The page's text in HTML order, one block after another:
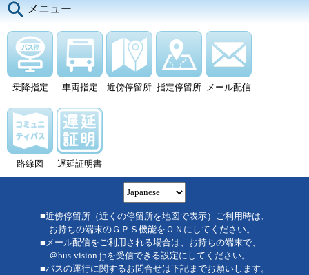
メニュー
乗降指定 車両指定 近傍停留所 指定停留所 メール配信
路線図 遅延証明書
■近傍停留所（近くの停留所を地図で表示）ご利用時は、
お持ちの端末のＧＰＳ機能をＯＮにしてください。
■メール配信をご利用される場合は、お持ちの端末で、
＠bus-vision.jpを受信できる設定にしてください。
■バスの運行に関するお問合せは下記までお願いします。